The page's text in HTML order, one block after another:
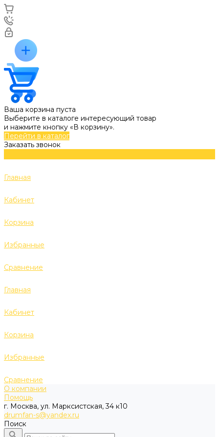
Ваша корзина пуста
Выберите в каталоге интересующий товар
и нажмите кнопку «В корзину».
Перейти в каталог
Заказать звонок
Главная
Кабинет
Корзина
Избранные
Сравнение
Главная
Кабинет
Корзина
Избранные
Сравнение
О компании
Помощь
г. Москва, ул. Марксистская, 34 к10
drumfan-s@yandex.ru
Поиск